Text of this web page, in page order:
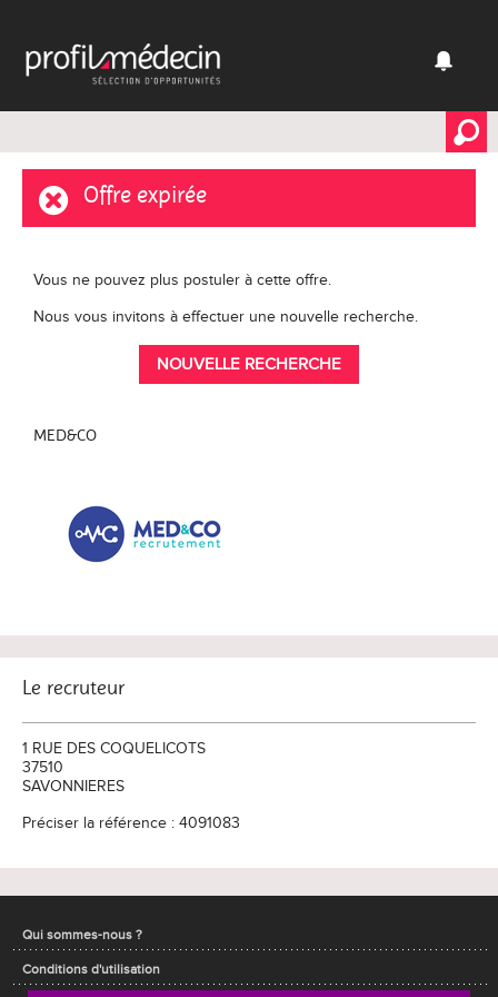
Offre expirée
Vous ne pouvez plus postuler à cette offre.
Nous vous invitons à effectuer une nouvelle recherche.
NOUVELLE RECHERCHE
MED&CO
Le recruteur
1 RUE DES COQUELICOTS
37510
SAVONNIERES
Préciser la référence : 4091083
Qui sommes-nous ?
Conditions d'utilisation